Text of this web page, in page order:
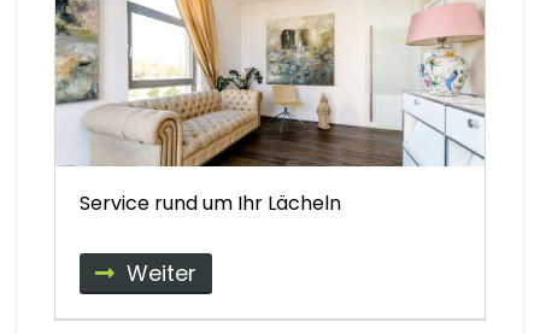
Service rund um Ihr Lächeln
Weiter